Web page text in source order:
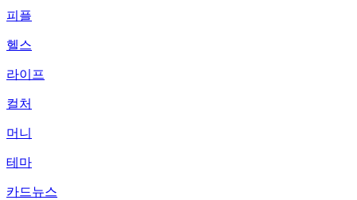
피플
헬스
라이프
컬처
머니
테마
카드뉴스